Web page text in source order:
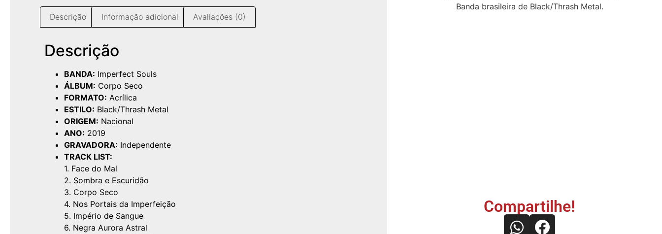
Descrição Informação adicional Avaliações (0)
Descrição
BANDA: Imperfect Souls
ÁLBUM: Corpo Seco
FORMATO: Acrílica
ESTILO: Black/Thrash Metal
ORIGEM: Nacional
ANO: 2019
GRAVADORA: Independente
TRACK LIST:
1. Face do Mal
2. Sombra e Escuridão
3. Corpo Seco
4. Nos Portais da Imperfeição
5. Império de Sangue
6. Negra Aurora Astral
Banda brasileira de Black/Thrash Metal.
Compartilhe!